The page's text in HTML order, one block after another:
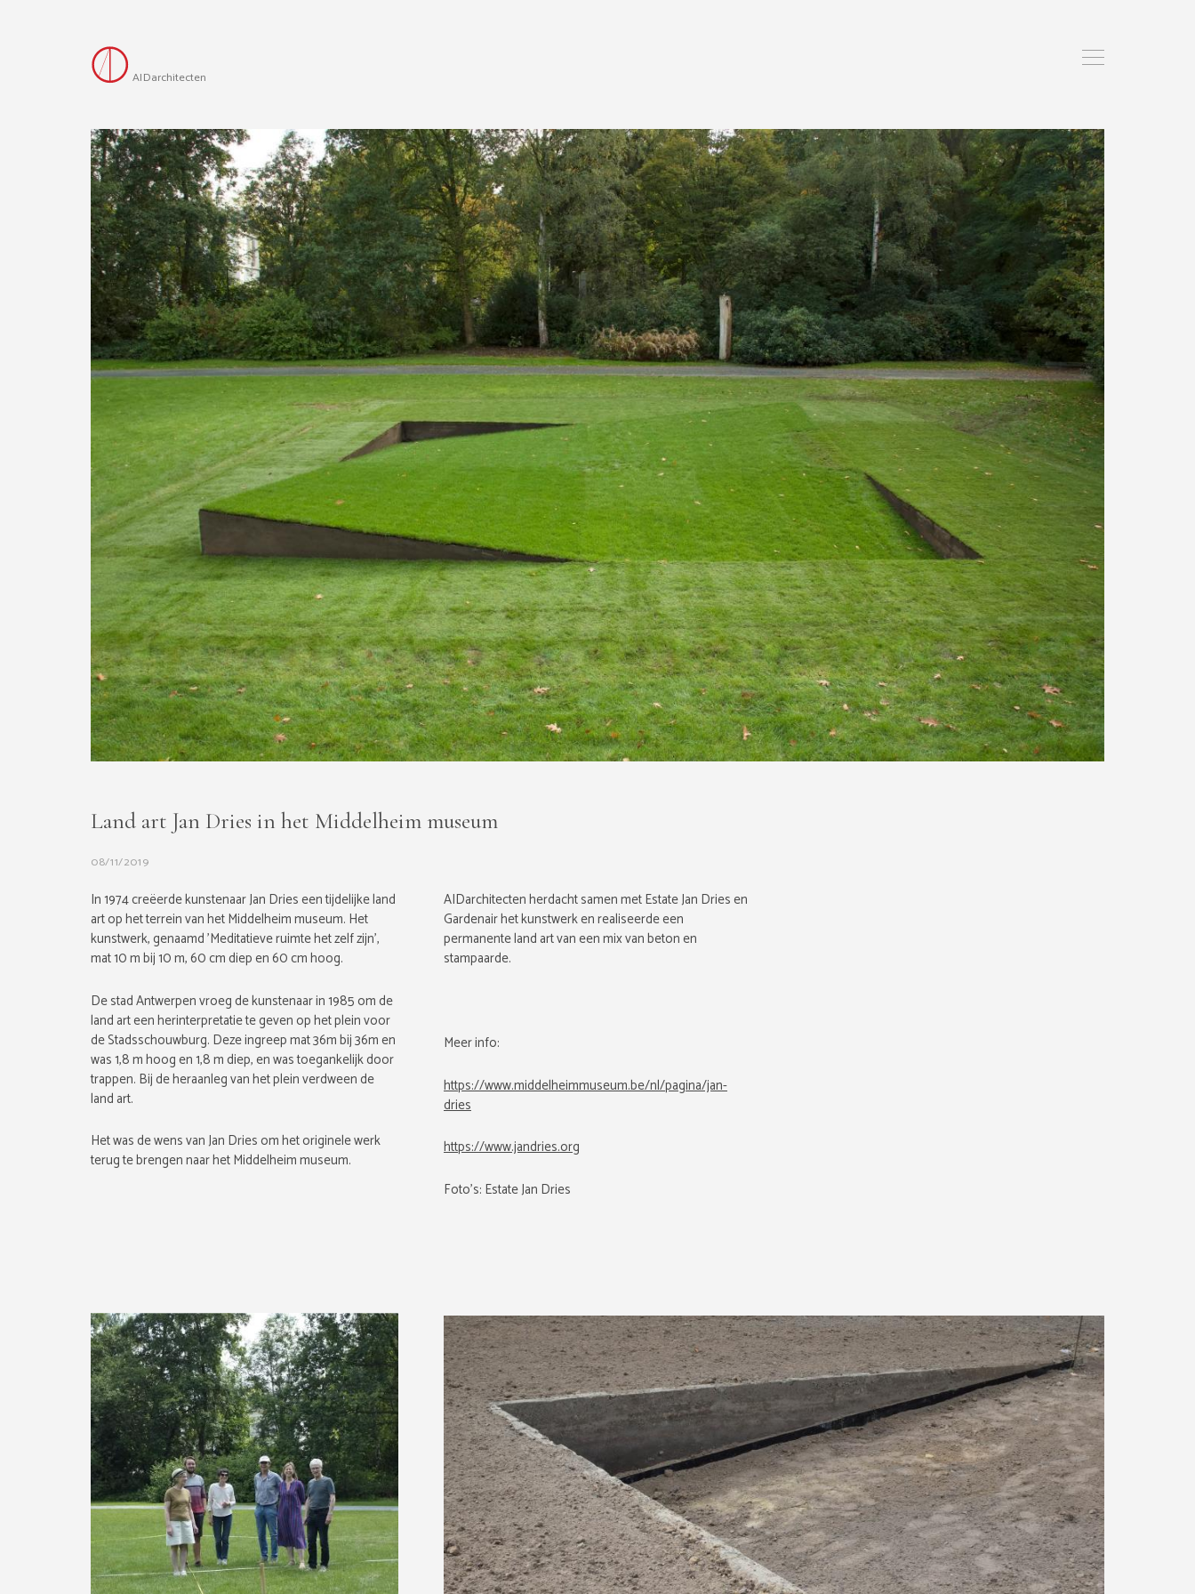
AIDarchitecten
Land art Jan Dries in het Middelheim museum
08/11/2019
In 1974 creëerde kunstenaar Jan Dries een tijdelijke land
art op het terrein van het Middelheim museum. Het
kunstwerk, genaamd 'Meditatieve ruimte het zelf zijn',
mat 10 m bij 10 m, 60 cm diep en 60 cm hoog.
De stad Antwerpen vroeg de kunstenaar in 1985 om de
land art een herinterpretatie te geven op het plein voor
de Stadsschouwburg. Deze ingreep mat 36m bij 36m en
was 1,8 m hoog en 1,8 m diep, en was toegankelijk door
trappen. Bij de heraanleg van het plein verdween de
land art.
Het was de wens van Jan Dries om het originele werk
terug te brengen naar het Middelheim museum.
AIDarchitecten herdacht samen met Estate Jan Dries en
Gardenair het kunstwerk en realiseerde een
permanente land art van een mix van beton en
stampaarde.
Meer info:
https://www.middelheimmuseum.be/nl/pagina/jan-
dries
https://www.jandries.org
Foto's: Estate Jan Dries